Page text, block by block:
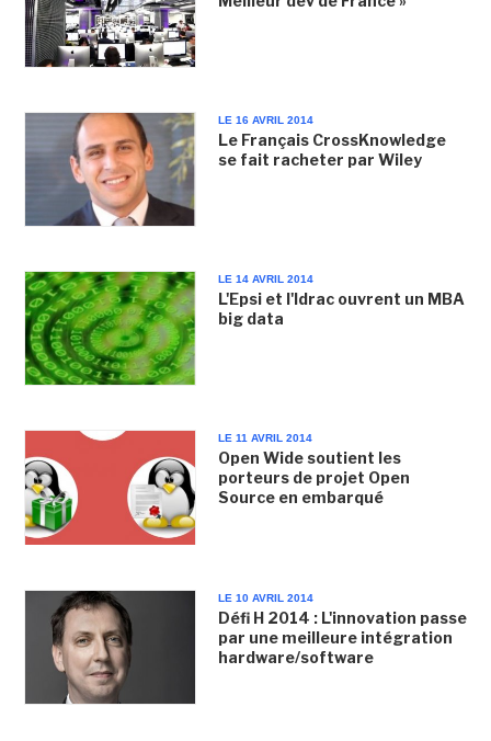
LE 16 AVRIL 2014
Le Français CrossKnowledge
se fait racheter par Wiley
LE 14 AVRIL 2014
L'Epsi et l'Idrac ouvrent un MBA
big data
LE 11 AVRIL 2014
Open Wide soutient les
porteurs de projet Open
Source en embarqué
LE 10 AVRIL 2014
Défi H 2014 : L'innovation passe
par une meilleure intégration
hardware/software